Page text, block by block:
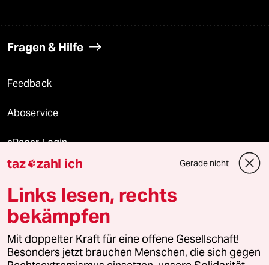
Fragen & Hilfe
Feedback
Aboservice
ePaper Login
Downloads für Abonnierende
© 2026 taz Verlags und Vertriebs GmbH
Alle Rechte vorbehalten. Bei rechtlichen Fragen oder für Genehmigungen
wenden Sie sich bitte an lizenzen@taz.de
taz zahl ich Gerade nicht
Links lesen, rechts
bekämpfen
Mit doppelter Kraft für eine offene Gesellschaft!
Besonders jetzt brauchen Menschen, die sich gegen